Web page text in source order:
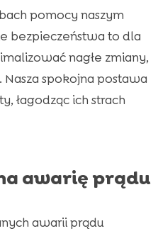
pomocy naszym
bezpieczeństwa to dla
nagłe zmiany,
spokojna postawa
łagodząc ich strach
awarię prądu
awarii prądu